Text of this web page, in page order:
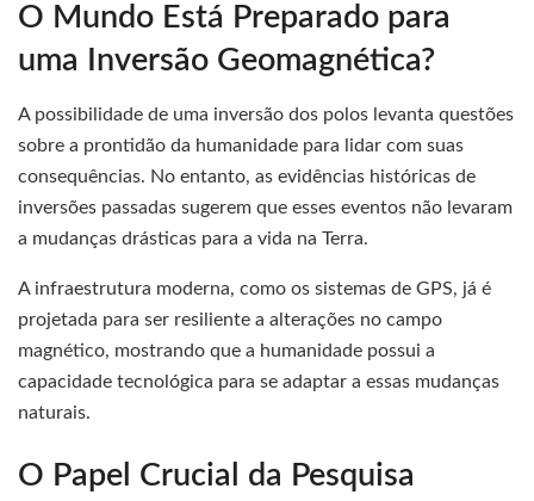
O Mundo Está Preparado para
uma Inversão Geomagnética?
A possibilidade de uma inversão dos polos levanta questões
sobre a prontidão da humanidade para lidar com suas
consequências. No entanto, as evidências históricas de
inversões passadas sugerem que esses eventos não levaram
a mudanças drásticas para a vida na Terra.
A infraestrutura moderna, como os sistemas de GPS, já é
projetada para ser resiliente a alterações no campo
magnético, mostrando que a humanidade possui a
capacidade tecnológica para se adaptar a essas mudanças
naturais.
O Papel Crucial da Pesquisa